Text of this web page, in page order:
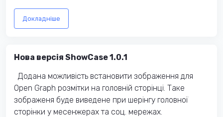
Докладніше
Нова версія ShowCase 1.0.1
Додана можливість встановити зображення для
Open Graph розмітки на головній сторінці. Таке
зображеня буде виведене при шерінгу головної
сторінки у месенжерах та соц. мережах.